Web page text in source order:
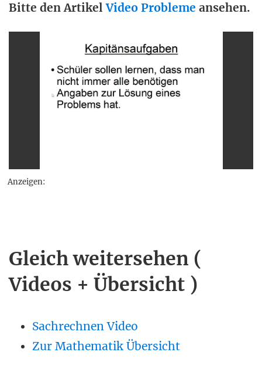
Bitte den ArtikelVideo Probleme ansehen.
Anzeigen:
Gleich weitersehen (
Videos + Übersicht )
Sachrechnen Video
Zur Mathematik Übersicht